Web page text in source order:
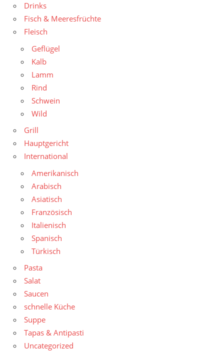
Drinks
Fisch & Meeresfrüchte
Fleisch
Geflügel
Kalb
Lamm
Rind
Schwein
Wild
Grill
Hauptgericht
International
Amerikanisch
Arabisch
Asiatisch
Französisch
Italienisch
Spanisch
Türkisch
Pasta
Salat
Saucen
schnelle Küche
Suppe
Tapas & Antipasti
Uncategorized